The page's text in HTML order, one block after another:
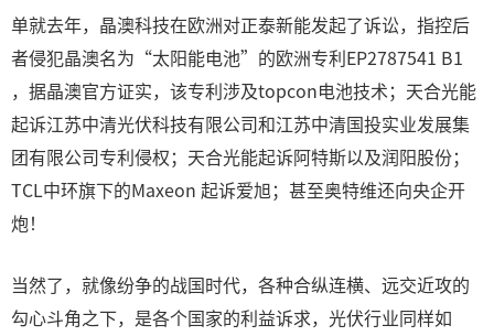
单就去年，晶澳科技在欧洲对正泰新能发起了诉讼，指控后
者侵犯晶澳名为“太阳能电池”的欧洲专利EP2787541 B1
，据晶澳官方证实，该专利涉及topcon电池技术；天合光能
起诉江苏中清光伏科技有限公司和江苏中清国投实业发展集
团有限公司专利侵权；天合光能起诉阿特斯以及润阳股份；
TCL中环旗下的Maxeon 起诉爱旭；甚至奥特维还向央企开
炮！
当然了，就像纷争的战国时代，各种合纵连横、远交近攻的
勾心斗角之下，是各个国家的利益诉求，光伏行业同样如